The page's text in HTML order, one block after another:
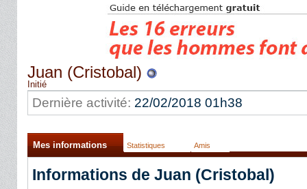
Juan (Cristobal)
Initié
Dernière activité: 22/02/2018 01h38
Mes informations Statistiques Amis
Informations de Juan (Cristobal)